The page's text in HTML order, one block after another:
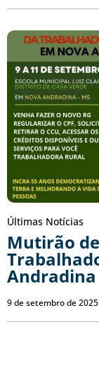
Últimas Notícias
Mutirão
Andradina
9 de setembro de 2025